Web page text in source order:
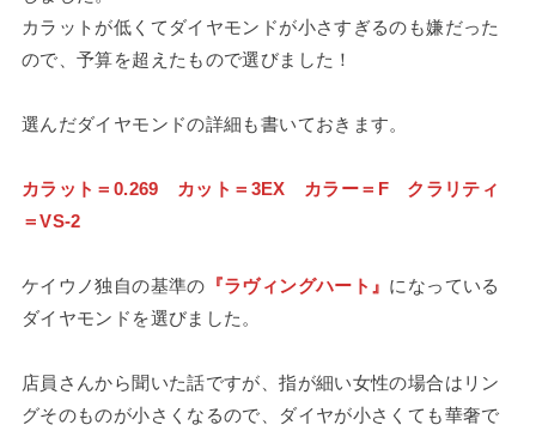
カラットが低くてダイヤモンドが小さすぎるのも嫌だった
ので、予算を超えたもので選びました！
選んだダイヤモンドの詳細も書いておきます。
カラット＝0.269 カット＝3EX カラー＝F クラリティ
＝VS-2
ケイウノ独自の基準の 『ラヴィングハート』 になっている
ダイヤモンドを選びました。
店員さんから聞いた話ですが、指が細い女性の場合はリン
グそのものが小さくなるので、ダイヤが小さくても華奢で